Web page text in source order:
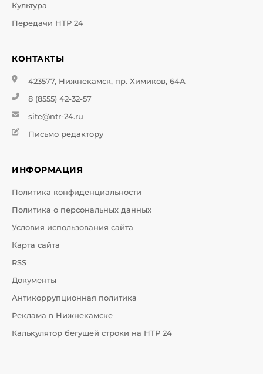
Культура
Передачи НТР 24
КОНТАКТЫ
423577, Нижнекамск, пр. Химиков, 64А
8 (8555) 42-32-57
site@ntr-24.ru
Письмо редактору
ИНФОРМАЦИЯ
Политика конфиденциальности
Политика о персональных данных
Условия использования сайта
Карта сайта
RSS
Документы
Антикоррупционная политика
Реклама в Нижнекамске
Калькулятор бегущей строки на НТР 24